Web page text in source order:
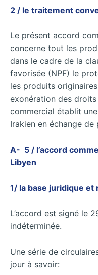
2 / le traitement
Le présent accord
concerne tout les
dans le cadre de la
favorisée (NPF) le
les produits
exonération des
commercial établit
Irakien en échange
A- 5 / l’accord
Libyen
1/ la base juridique et
L’accord est signé le
indéterminée.
Une série de
jour à savoir: